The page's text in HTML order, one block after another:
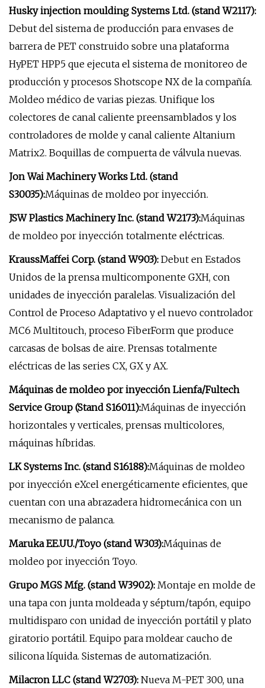
Husky injection moulding Systems Ltd. (stand W2117):
Debut del sistema de producción para envases de
barrera de PET construido sobre una plataforma
HyPET HPP5 que ejecuta el sistema de monitoreo de
producción y procesos Shotscope NX de la compañía.
Moldeo médico de varias piezas. Unifique los
colectores de canal caliente preensamblados y los
controladores de molde y canal caliente Altanium
Matrix2. Boquillas de compuerta de válvula nuevas.
Jon Wai Machinery Works Ltd. (stand
S30035):Máquinas de moldeo por inyección.
JSW Plastics Machinery Inc. (stand W2173):Máquinas
de moldeo por inyección totalmente eléctricas.
KraussMaffei Corp. (stand W903): Debut en Estados
Unidos de la prensa multicomponente GXH, con
unidades de inyección paralelas. Visualización del
Control de Proceso Adaptativo y el nuevo controlador
MC6 Multitouch, proceso FiberForm que produce
carcasas de bolsas de aire. Prensas totalmente
eléctricas de las series CX, GX y AX.
Máquinas de moldeo por inyección Lienfa/Fultech
Service Group (Stand S16011):Máquinas de inyección
horizontales y verticales, prensas multicolores,
máquinas híbridas.
LK Systems Inc. (stand S16188):Máquinas de moldeo
por inyección eXcel energéticamente eficientes, que
cuentan con una abrazadera hidromecánica con un
mecanismo de palanca.
Maruka EE.UU./Toyo (stand W303):Máquinas de
moldeo por inyección Toyo.
Grupo MGS Mfg. (stand W3902): Montaje en molde de
una tapa con junta moldeada y séptum/tapón, equipo
multidisparo con unidad de inyección portátil y plato
giratorio portátil. Equipo para moldear caucho de
silicona líquida. Sistemas de automatización.
Milacron LLC (stand W2703): Nueva M-PET 300, una